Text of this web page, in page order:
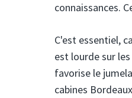
connaissances.
C'est essentiel,
est lourde sur
favorise le
cabines